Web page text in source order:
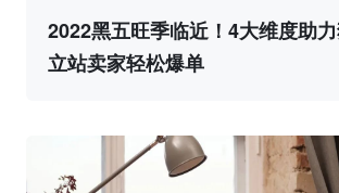
2022黑五旺季临近！4大维度助
立站卖家轻松爆单